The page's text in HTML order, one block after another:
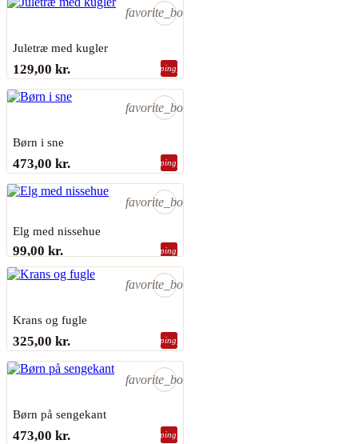
favorite_border
Juletræ med kugler
129,00 kr. shopping_bag
favorite_border
Børn i sne
EVA ROSENSTAND
473,00 kr. shopping_bag
favorite_border
Elg med nissehue
99,00 kr. shopping_bag
Sidste varer på lager
favorite_border
Krans og fugle
325,00 kr. shopping_bag
favorite_border
Børn på sengekant
EVA ROSENSTAND
473,00 kr. shopping_bag